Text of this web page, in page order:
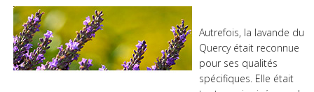
Autrefois, la lavande du
Quercy était reconnue
pour ses qualités
spécifiques. Elle était